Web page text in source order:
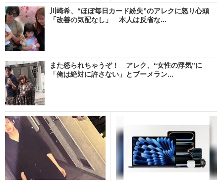
川崎希、“ほぼ毎日カード紛失”のアレクに怒り心頭
「改善の気配なし」 本人は反省な...
また怒られちゃうぞ！ アレク、“女性の浮気”に
「俺は絶対に許さない」とブーメラン...